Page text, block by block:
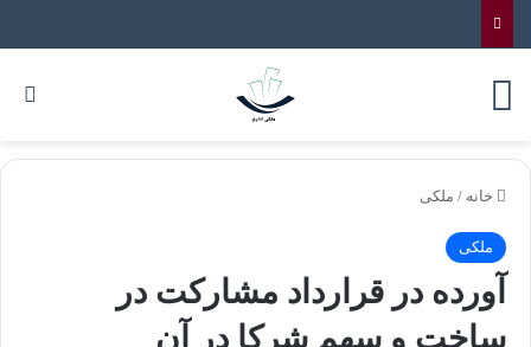
خانه / ملکی
ملکی
آورده در قرارداد مشارکت در
ساخت و سهم شرکا در آن